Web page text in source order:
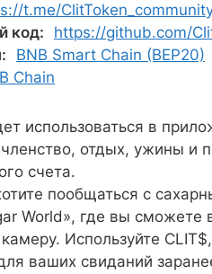
t.me/ClitToken_community
код:
https://github.com/
BNB Smart Chain (BEP20)
Chain
использоваться в
членство, отдых, ужины и
счета.
пообщаться с
World», где вы
Используйте
ваших свиданий